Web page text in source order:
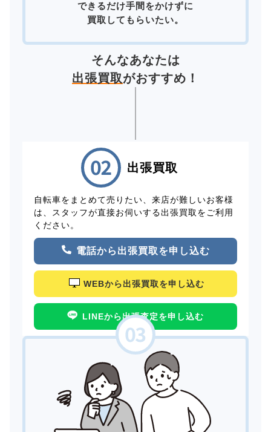
できるだけ手間をかけずに
買取してもらいたい。
そんなあなたは
出張買取がおすすめ！
出張買取
自転車をまとめて売りたい、来店が難しいお客様
は、スタッフが直接お伺いする出張買取をご利用
ください。
電話から出張買取を申し込む
WEBから出張買取を申し込む
LINEから出張査定を申し込む